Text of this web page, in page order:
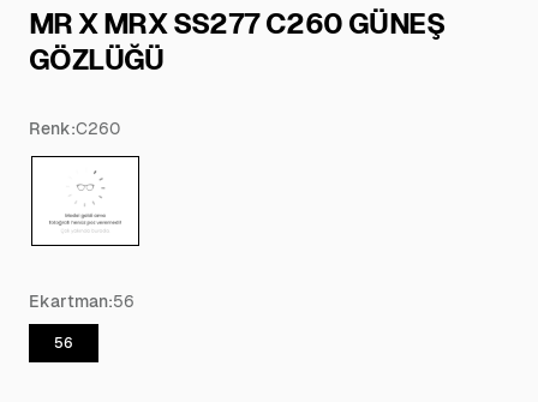
MR X MRX SS277 C260 GÜNEŞ
GÖZLÜĞÜ
Renk:C260
Ekartman:56
56